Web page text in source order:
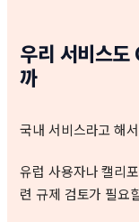
우리 서비스도
까
국내 서비스라고 해
유럽 사용자나 캘리
련 규제 검토가 필요